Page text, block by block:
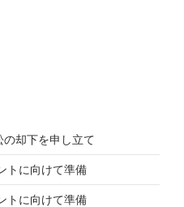
却下を申し立て
トに向けて準備
トに向けて準備